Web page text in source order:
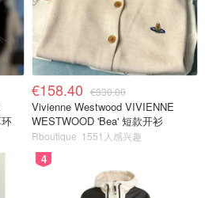
€158.40 €330.00
Vivienne Westwood VIVIENNE
WESTWOOD 'Bea' 短款开衫
Rboutique 1551人感兴趣
4